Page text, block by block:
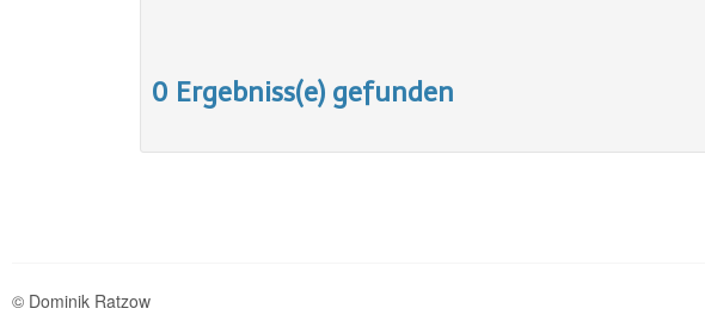
0 Ergebniss(e) gefunden
© Dominik Ratzow